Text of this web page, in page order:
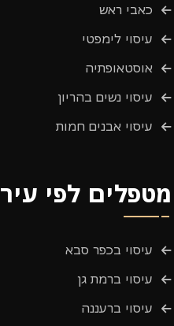
כאבי ראש
עיסוי לימפטי
אוסטאופתיה
עיסוי נשים בהריון
עיסוי אבנים חמות
מטפלים לפי עיר
עיסוי בכפר סבא
עיסוי ברמת גן
עיסוי ברעננה